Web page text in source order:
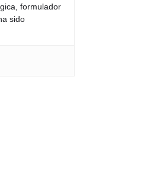
formulador
sido